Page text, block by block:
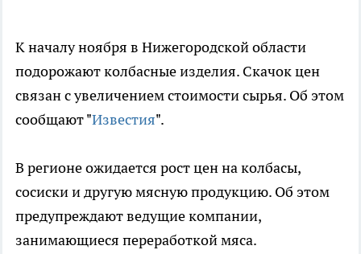
К началу ноября в Нижегородской области
подорожают колбасные изделия. Скачок цен
связан с увеличением стоимости сырья. Об этом
сообщают "Известия".
В регионе ожидается рост цен на колбасы,
сосиски и другую мясную продукцию. Об этом
предупреждают ведущие компании,
занимающиеся переработкой мяса.